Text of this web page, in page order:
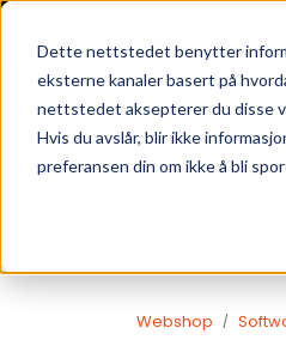
Dette nettstedet benytter
eksterne kanaler basert på
nettstedet aksepterer du disse
Hvis du avslår, blir ikke
preferansen din om ikke å bli
Skip to main content
Webshop